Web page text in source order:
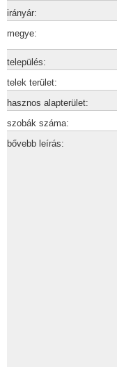
irányár:
megye:
település:
telek terület:
hasznos alapterület:
szobák száma:
bővebb leírás: